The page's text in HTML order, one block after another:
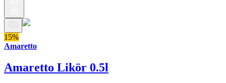
15%
Amaretto
Amaretto Likör 0.5l